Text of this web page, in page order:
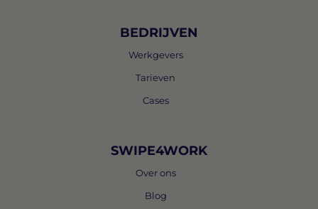
BEDRIJVEN
Werkgevers
Tarieven
Cases
SWIPE4WORK
Over ons
Blog